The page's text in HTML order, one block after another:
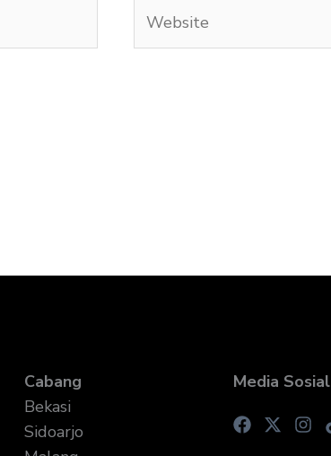
Cabang
Bekasi
Sidoarjo
Media Sosial